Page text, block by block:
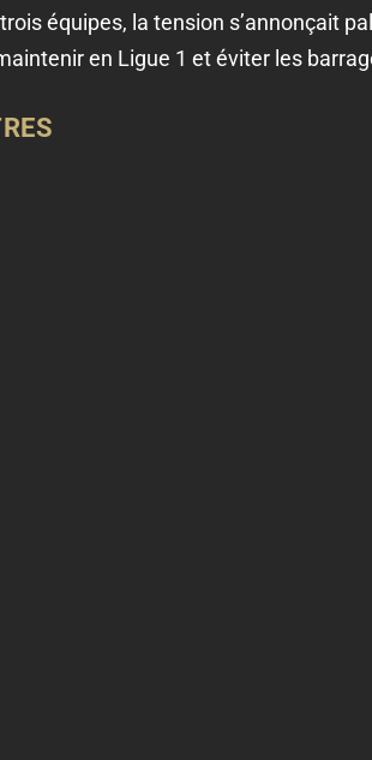
équipes, la tension s’annonçait
en Ligue 1 et éviter les